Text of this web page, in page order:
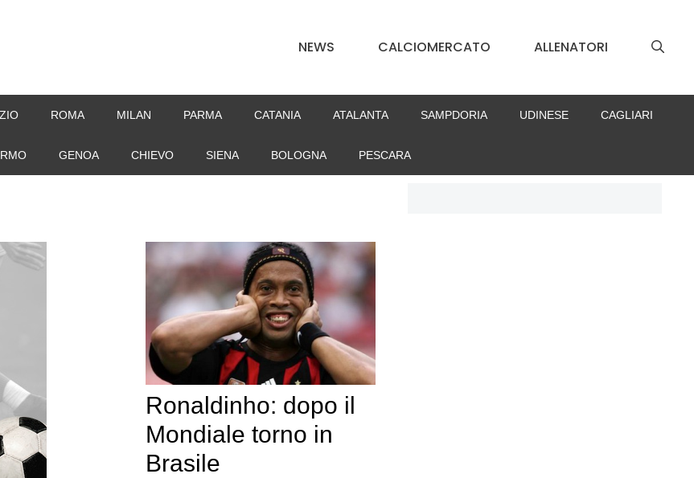
NEWS CALCIOMERCATO ALLENATORI
ROMA MILAN PARMA CATANIA ATALANTA SAMPDORIA UDINESE CAGLIARI
GENOA CHIEVO SIENA BOLOGNA PESCARA
Ronaldinho: dopo il
Mondiale torno in
Brasile